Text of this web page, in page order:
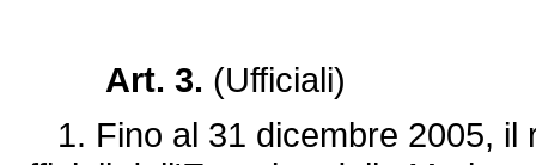
Art. 3. (Ufficiali)
1. Fino al 31 dicembre 2005, il